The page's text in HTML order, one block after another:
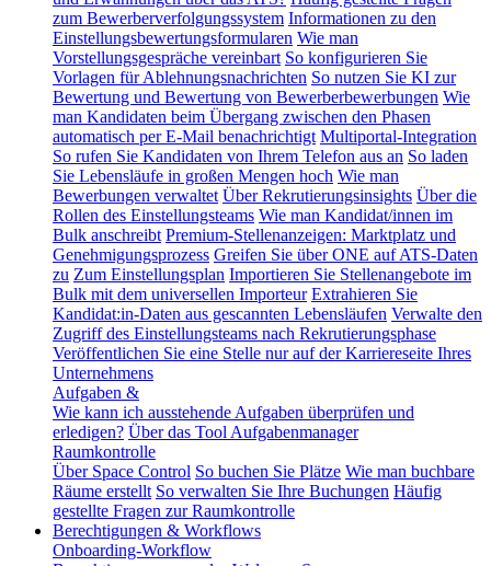
zum Bewerberverfolgungssystem Informationen zu den
Einstellungsbewertungsformularen Wie man
Vorstellungsgespräche vereinbart So konfigurieren Sie
Vorlagen für Ablehnungsnachrichten So nutzen Sie KI zur
Bewertung und Bewertung von Bewerberbewerbungen Wie
man Kandidaten beim Übergang zwischen den Phasen
automatisch per E-Mail benachrichtigt Multiportal-Integration
So rufen Sie Kandidaten von Ihrem Telefon aus an So laden
Sie Lebensläufe in großen Mengen hoch Wie man
Bewerbungen verwaltet Über Rekrutierungsinsights Über die
Rollen des Einstellungsteams Wie man Kandidat/innen im
Bulk anschreibt Premium-Stellenanzeigen: Marktplatz und
Genehmigungsprozess Greifen Sie über ONE auf ATS-Daten
zu Zum Einstellungsplan Importieren Sie Stellenangebote im
Bulk mit dem universellen Importeur Extrahieren Sie
Kandidat:in-Daten aus gescannten Lebensläufen Verwalte den
Zugriff des Einstellungsteams nach Rekrutierungsphase
Veröffentlichen Sie eine Stelle nur auf der Karriereseite Ihres
Unternehmens
Aufgaben &
Wie kann ich ausstehende Aufgaben überprüfen und
erledigen? Über das Tool Aufgabenmanager
Raumkontrolle
Über Space Control So buchen Sie Plätze Wie man buchbare
Räume erstellt So verwalten Sie Ihre Buchungen Häufig
gestellte Fragen zur Raumkontrolle
Berechtigungen & Workflows
Onboarding-Workflow